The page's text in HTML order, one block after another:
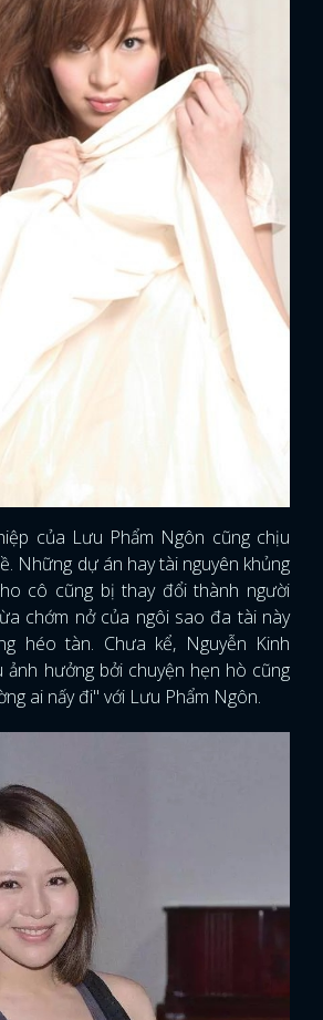
của Lưu Phẩm Ngôn cũng chịu
Những dự án hay tài nguyên khủng
cô cũng bị thay đổi thành người
chớm nở của ngôi sao đa tài này
héo tàn. Chưa kể, Nguyễn Kinh
ảnh hưởng bởi chuyện hẹn hò cũng
ai nấy đi" với Lưu Phẩm Ngôn.